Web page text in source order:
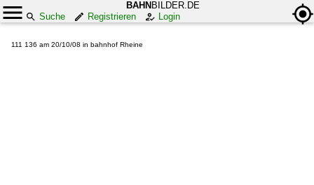
BAHN BILDER.DE
Suche
Registrieren Login
111 136 am 20/10/08 in bahnhof Rheine